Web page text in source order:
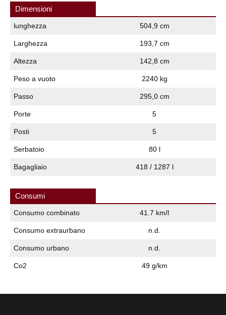
Dimensioni
lunghezza 504,9 cm
Larghezza 193,7 cm
Altezza 142,8 cm
Peso a vuoto 2240 kg
Passo 295,0 cm
Porte 5
Posti 5
Serbatoio 80 l
Bagagliaio 418 / 1287 l
Consumi
Consumo combinato 41.7 km/l
Consumo extraurbano n.d.
Consumo urbano n.d.
Co2 49 g/km